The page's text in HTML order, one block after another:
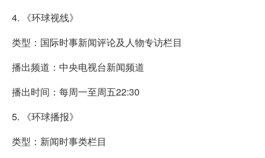
4. 《环球视线》
类型：国际时事新闻评论及人物专访栏目
播出频道：中央电视台新闻频道
播出时间：每周一至周五22:30
5. 《环球播报》
类型：新闻时事类栏目